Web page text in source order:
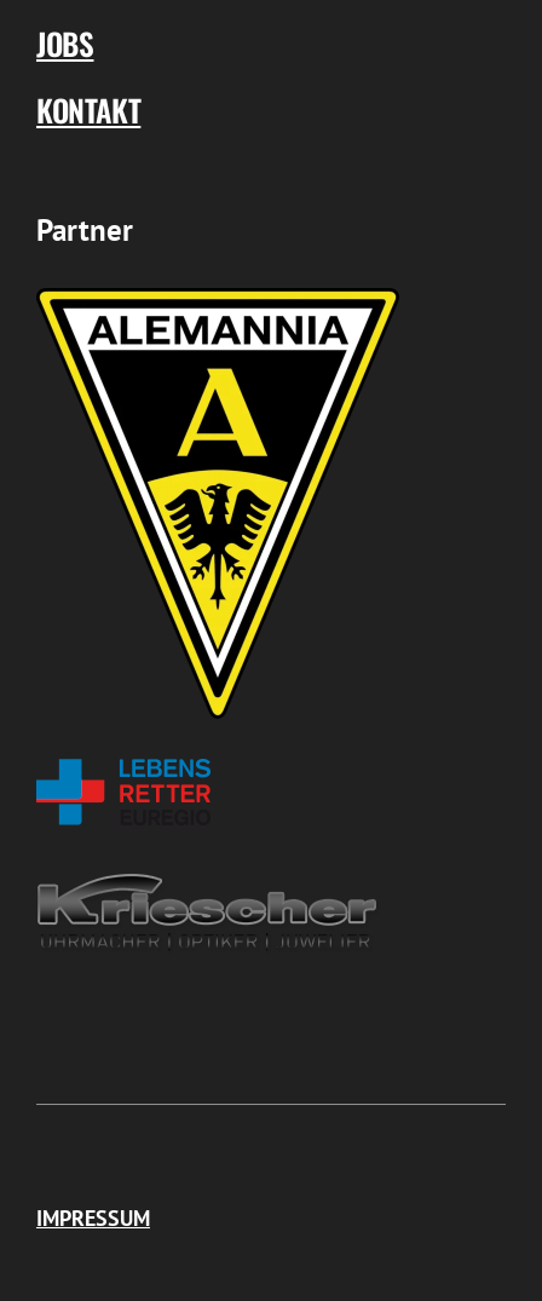
JOBS
KONTAKT
Partner
IMPRESSUM